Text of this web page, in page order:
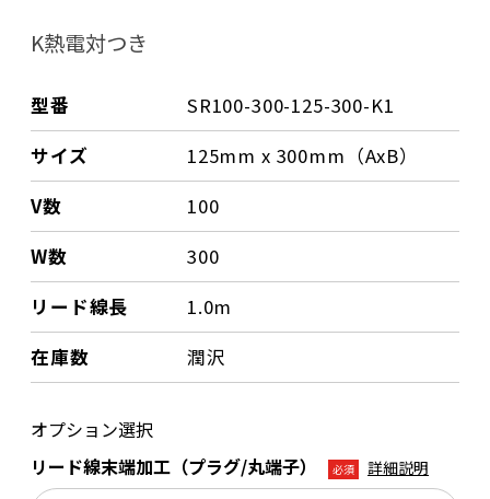
K熱電対つき
型番
SR100-300-125-300-K1
サイズ
125mm x 300mm（AxB）
V数
100
W数
300
リード線長
1.0m
在庫数
潤沢
オプション選択
リード線末端加工（プラグ/丸端子）
必須 詳細説明